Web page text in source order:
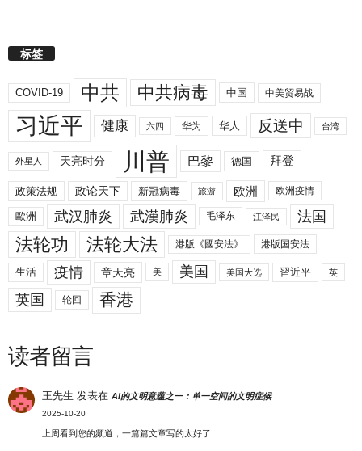
标签
COVID-19 中共 中共病毒 中国 中美贸易战
习近平 健康 六四 华为 华人 反送中 台湾
外星人 天亮时分 川普 巴黎 德国 拜登
政策法规 政论天下 新冠病毒 旅游 欧洲 欧洲疫情
歐洲 武汉肺炎 武漢肺炎 毛泽东 江泽民 法国
法轮功 法轮大法 港版《國安法》 港版国安法
生活 疫情 章天亮 美 美国 美国大选 習近平 英
英国 轮回 香港
读者留言
王先生 发表在AI的文明意蕴之一：单一空间的文明症候
2025-10-20
上周看到您的频道，一篇篇文章写的太好了